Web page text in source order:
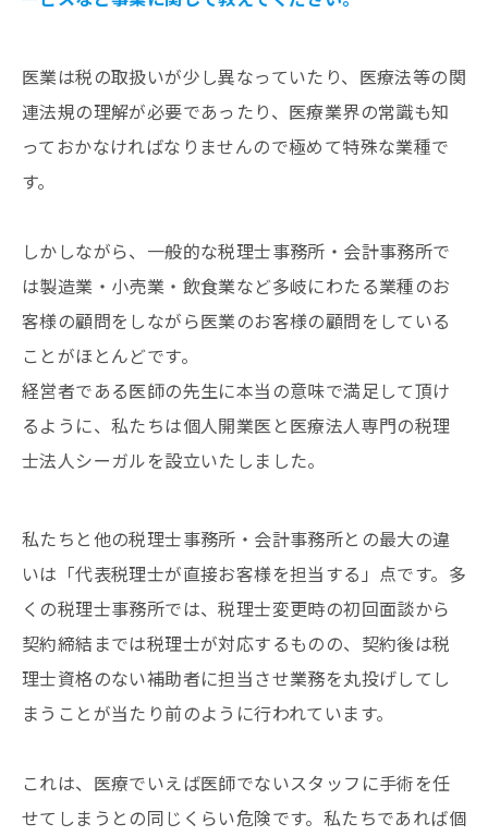
医業は税の取扱いが少し異なっていたり、医療法等の関
連法規の理解が必要であったり、医療業界の常識も知
っておかなければなりませんので極めて特殊な業種で
す。
しかしながら、一般的な税理士事務所・会計事務所で
は製造業・小売業・飲食業など多岐にわたる業種のお
客様の顧問をしながら医業のお客様の顧問をしている
ことがほとんどです。
経営者である医師の先生に本当の意味で満足して頂け
るように、私たちは個人開業医と医療法人専門の税理
士法人シーガルを設立いたしました。
私たちと他の税理士事務所・会計事務所との最大の違
いは「代表税理士が直接お客様を担当する」点です。多
くの税理士事務所では、税理士変更時の初回面談から
契約締結までは税理士が対応するものの、契約後は税
理士資格のない補助者に担当させ業務を丸投げしてし
まうことが当たり前のように行われています。
これは、医療でいえば医師でないスタッフに手術を任
せてしまうとの同じくらい危険です。私たちであれば個